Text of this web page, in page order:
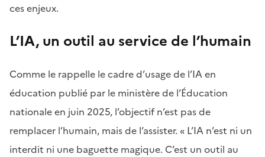
ces enjeux.
L’IA, un outil au service de l’humain
Comme le rappelle le cadre d’usage de l’IA en
éducation publié par le ministère de l’Éducation
nationale en juin 2025, l’objectif n’est pas de
remplacer l’humain, mais de l’assister. « L’IA n’est ni un
interdit ni une baguette magique. C’est un outil au